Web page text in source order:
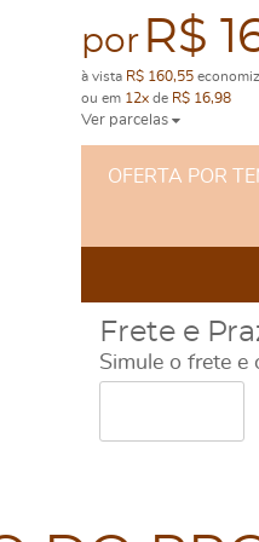
por R$
à vista R$ 160,55
ou em 12xde R$ 16,98
Ver parcelas
OFERTA POR
Frete e
Simule o frete e